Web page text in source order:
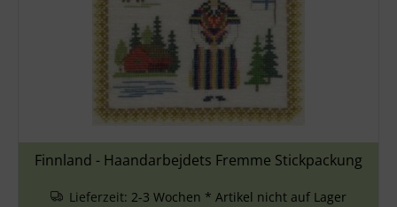
Finnland - Haandarbejdets Fremme Stickpackung
Lieferzeit: 2-3 Wochen * Artikel nicht auf Lager